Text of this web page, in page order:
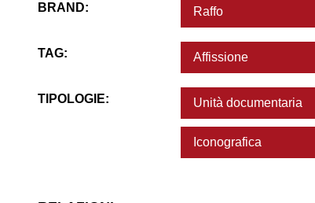
BRAND: Raffo
TAG: Affissione
TIPOLOGIE: Unità documentaria
Iconografica